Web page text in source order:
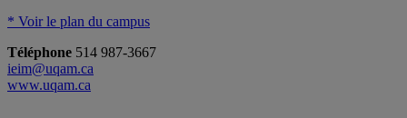
* Voir le plan du campus
Téléphone 514 987-3667
ieim@uqam.ca
www.uqam.ca